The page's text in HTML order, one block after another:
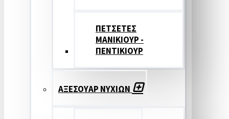
ΠΕΤΣΕΤΕΣ
ΜΑΝΙΚΙΟΥΡ -
ΠΕΝΤΙΚΙΟΥΡ
ΑΞΕΣΟΥΑΡ ΝΥΧΙΩΝ